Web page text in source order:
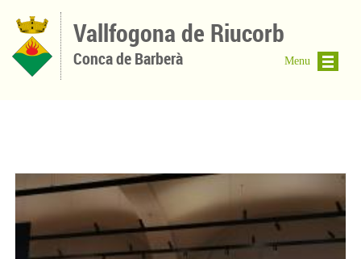
Vallfogona de Riucorb
Conca de Barberà Menu